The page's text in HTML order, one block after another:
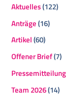
Aktuelles(122)
Anträge(16)
Artikel(60)
Offener Brief(7)
Pressemitteilung
Team 2026(14)